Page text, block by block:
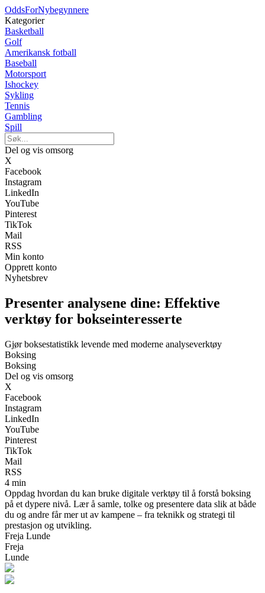
OddsForNybegynnere
Kategorier
Basketball
Golf
Amerikansk fotball
Baseball
Motorsport
Ishockey
Sykling
Tennis
Gambling
Spill
Del og vis omsorg
X
Facebook
Instagram
LinkedIn
YouTube
Pinterest
TikTok
Mail
RSS
Min konto
Opprett konto
Nyhetsbrev
Presenter analysene dine: Effektive
verktøy for bokseinteresserte
Gjør boksestatistikk levende med moderne analyseverktøy
Boksing
Boksing
Del og vis omsorg
X
Facebook
Instagram
LinkedIn
YouTube
Pinterest
TikTok
Mail
RSS
4 min
Oppdag hvordan du kan bruke digitale verktøy til å forstå boksing
på et dypere nivå. Lær å samle, tolke og presentere data slik at både
du og andre får mer ut av kampene – fra teknikk og strategi til
prestasjon og utvikling.
Freja Lunde
Freja
Lunde